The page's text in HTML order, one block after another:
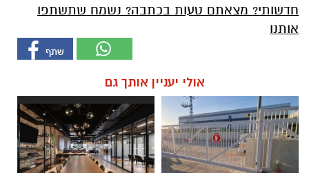
חדשותי? מצאתם טעות בכתבה? נשמח שתשתפו
אותנו
אולי יעניין אותך גם